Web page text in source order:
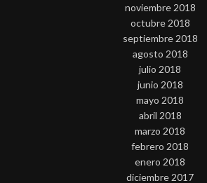
noviembre 2018
octubre 2018
septiembre 2018
agosto 2018
julio 2018
junio 2018
mayo 2018
abril 2018
marzo 2018
febrero 2018
enero 2018
diciembre 2017